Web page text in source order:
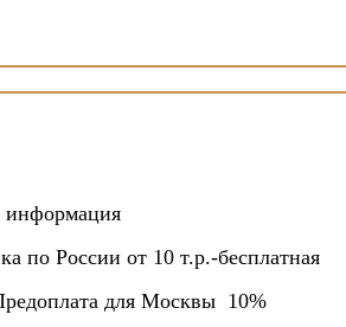
информация
по России от 10 т.р.-бесплатная
для Москвы 10%